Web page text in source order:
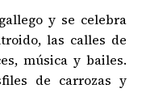
y se celebra
las calles de
música y bailes.
de carrozas y